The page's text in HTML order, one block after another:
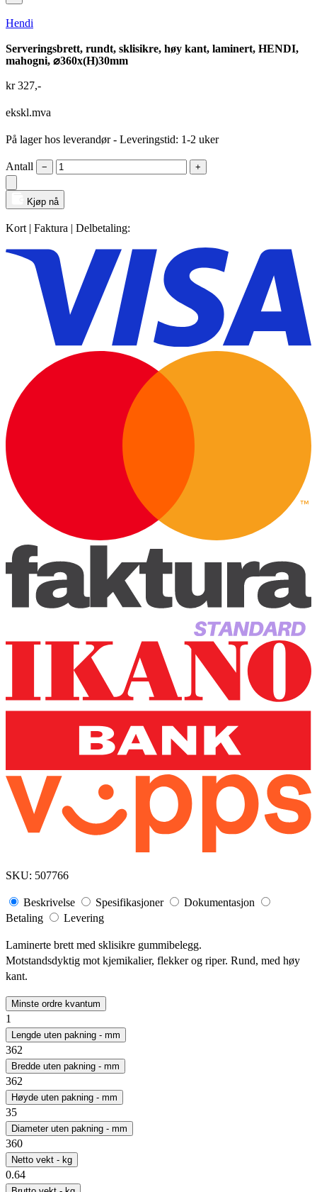
Hendi
Serveringsbrett, rundt, sklisikre, høy kant, laminert, HENDI,
mahogni, ⌀360x(H)30mm
kr327,-
ekskl.mva
På lager hos leverandør- Leveringstid: 1-2 uker
Antall − +
Kjøp nå
Kort | Faktura | Delbetaling:
SKU: 507766
Beskrivelse Spesifikasjoner
Dokumentasjon
Betaling
Levering
Laminerte brett med sklisikre gummibelegg.
Motstandsdyktig mot kjemikalier, flekker og riper. Rund, med høy
kant.
Minste ordre kvantum
1
Lengde uten pakning - mm
362
Bredde uten pakning - mm
362
Høyde uten pakning - mm
35
Diameter uten pakning - mm
360
Netto vekt - kg
0.64